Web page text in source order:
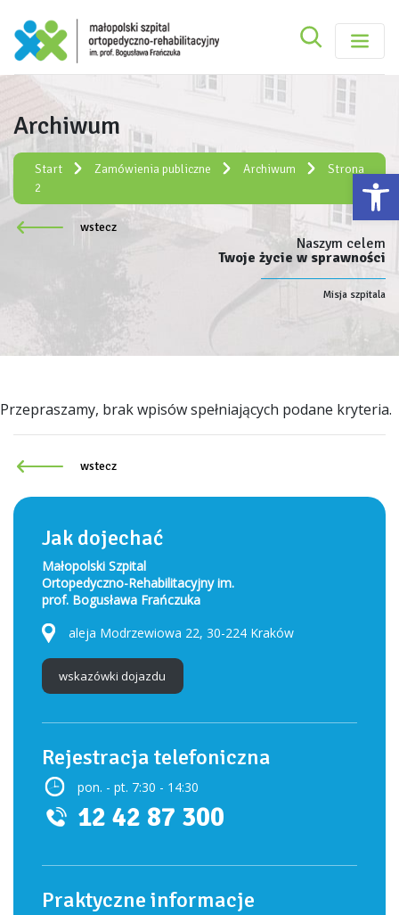
Małopolski Szpital Ortopedyczno-Szukaj
Szukaj
Archiwum
Start Zamówienia publiczne Archiwum
Strona
2
wstecz
Naszym celem
Twoje życie w sprawności
Misja szpitala
Przepraszamy, brak wpisów spełniających podane kryteria.
wstecz
Jak dojechać
Małopolski Szpital
Ortopedyczno-Rehabilitacyjny im.
prof. Bogusława Frańczuka
aleja Modrzewiowa 22, 30-224 Kraków
wskazówki dojazdu
Rejestracja telefoniczna
pon. - pt. 7:30 - 14:30
12 42 87 300
Praktyczne informacje